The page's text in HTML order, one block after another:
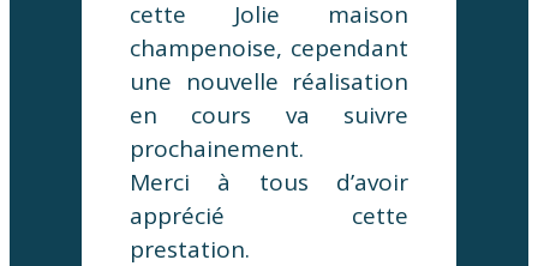
cette Jolie maison
champenoise, cependant
une nouvelle réalisation
en cours va suivre
prochainement.
Merci à tous d’avoir
apprécié cette
prestation.